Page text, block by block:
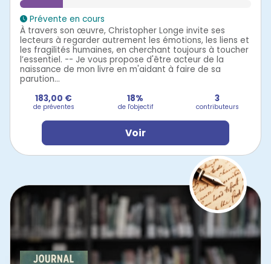
Prévente en cours
À travers son œuvre, Christopher Longe invite ses
lecteurs à regarder autrement les émotions, les liens et
les fragilités humaines, en cherchant toujours à toucher
l’essentiel. -- Je vous propose d'être acteur de la
naissance de mon livre en m'aidant à faire de sa
parution...
183,00 €
de préventes
18%
de l'objectif
3
contributeurs
Voir